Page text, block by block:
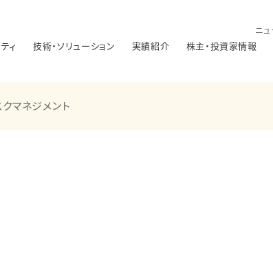
ニ
ィ 技術・ソリューション 実績紹介 株主・投資家情報
クマネジメント